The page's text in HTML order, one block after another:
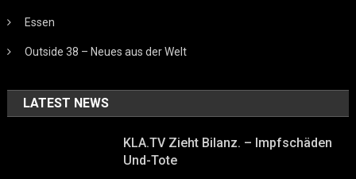
Essen
Outside 38 – Neues aus der Welt
LATEST NEWS
KLA.TV Zieht Bilanz. – Impfschäden
Und-Tote